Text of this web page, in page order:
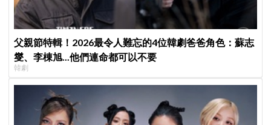
父親節特輯！2026最令人難忘的4位韓劇爸爸角色：蘇志
燮、李棟旭...他們連命都可以不要
韓劇